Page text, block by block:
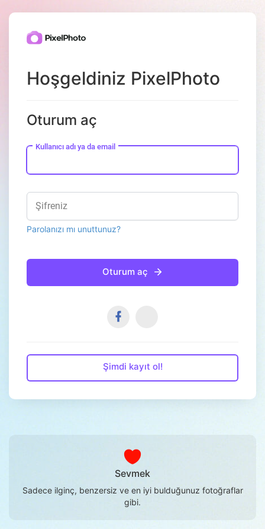
Hoşgeldiniz PixelPhoto
Oturum aç
Kullanıcı adı ya da email
Şifreniz
Parolanızı mı unuttunuz?
Oturum aç
Şimdi kayıt ol!
Sevmek
Sadece ilginç, benzersiz ve en iyi bulduğunuz fotoğraflar
gibi.